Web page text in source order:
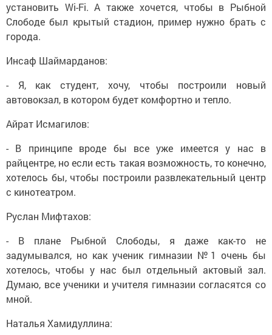
установить Wi-Fi. А также хочется, чтобы в Рыбной
Слободе был крытый стадион, пример нужно брать с
города.
Инсаф Шаймарданов:
- Я, как студент, хочу, чтобы построили новый
автовокзал, в котором будет комфортно и тепло.
Айрат Исмагилов:
- В принципе вроде бы все уже имеется у нас в
райцентре, но если есть такая возможность, то конечно,
хотелось бы, чтобы построили развлекательный центр
с кинотеатром.
Руслан Мифтахов:
- В плане Рыбной Слободы, я даже как-то не
задумывался, но как ученик гимназии №1 очень бы
хотелось, чтобы у нас был отдельный актовый зал.
Думаю, все ученики и учителя гимназии согласятся со
мной.
Наталья Хамидуллина: